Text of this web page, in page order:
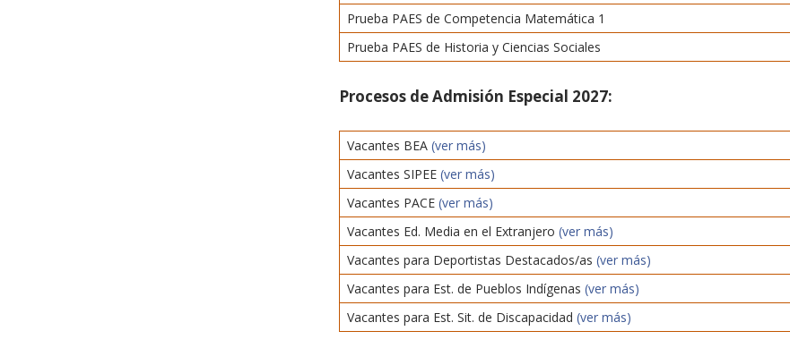
Prueba PAES de Competencia Matemática 1
Prueba PAES de Historia y Ciencias Sociales
Procesos de Admisión Especial 2027:
Vacantes BEA(ver más)
Vacantes SIPEE(ver más)
Vacantes PACE(ver más)
Vacantes Ed. Media en el Extranjero(ver más)
Vacantes para Deportistas Destacados/as(ver más)
Vacantes para Est. de Pueblos Indígenas(ver más)
Vacantes para Est. Sit. de Discapacidad(ver más)